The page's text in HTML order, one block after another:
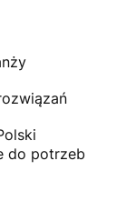
do potrzeb